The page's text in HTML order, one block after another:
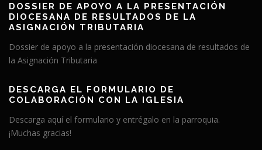
DOSSIER DE APOYO A LA PRESENTACIÓN
DIOCESANA DE RESULTADOS DE LA
ASIGNACIÓN TRIBUTARIA
Dossier de apoyo a la presentación diocesana de resultados de
la Asignación Tributaria
DESCARGA EL FORMULARIO DE
COLABORACIÓN CON LA IGLESIA
Descarga aquí el formulario y entrégalo en la parroquia.
¡Muchas gracias!